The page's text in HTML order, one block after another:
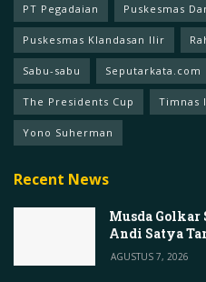
PT Pegadaian Puskesmas
Puskesmas Klandasan Ilir
Sabu-sabu Seputarkata.com
The Presidents Cup Timnas
Yono Suherman
Recent News
Musda Golkar
Andi Satya
AGUSTUS 7, 2026